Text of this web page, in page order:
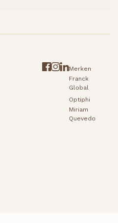
Merken
Franck
Global
Optiphi
Miriam
Quevedo